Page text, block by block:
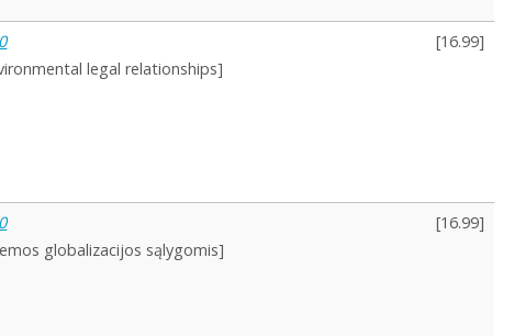
[16.99]
legal relationships]
[16.99]
globalizacijos sąlygomis]